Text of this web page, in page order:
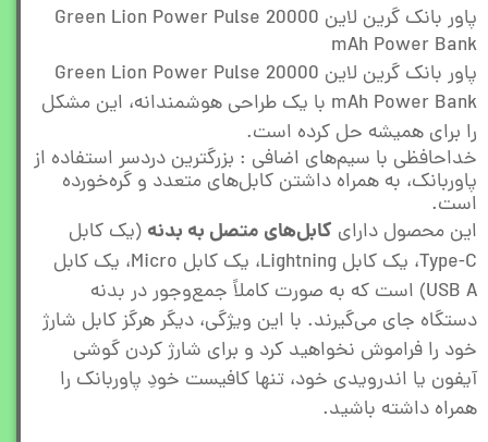
پاور بانک گرین لاین Green Lion Power Pulse 20000
mAh Power Bank
پاور بانک گرین لاین Green Lion Power Pulse 20000
mAh Power Bank با یک طراحی هوشمندانه، این مشکل
را برای همیشه حل کرده است.
خداحافظی با سیم‌های اضافی : بزرگترین دردسر استفاده از
پاوربانک، به همراه داشتن کابل‌های متعدد و گره‌خورده
است.
این محصول دارای کابل‌های متصل به بدنه (یک کابل
Type-C، یک کابل Lightning، یک کابل Micro، یک کابل
USB A) است که به صورت کاملاً جمع‌وجور در بدنه
دستگاه جای می‌گیرند. با این ویژگی، دیگر هرگز کابل شارژ
خود را فراموش نخواهید کرد و برای شارژ کردن گوشی
آیفون یا اندرویدی خود، تنها کافیست خودِ پاوربانک را
همراه داشته باشید.